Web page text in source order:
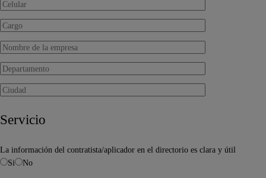
Servicio
La información del contratista/aplicador en el directorio es clara y útil
Si
No